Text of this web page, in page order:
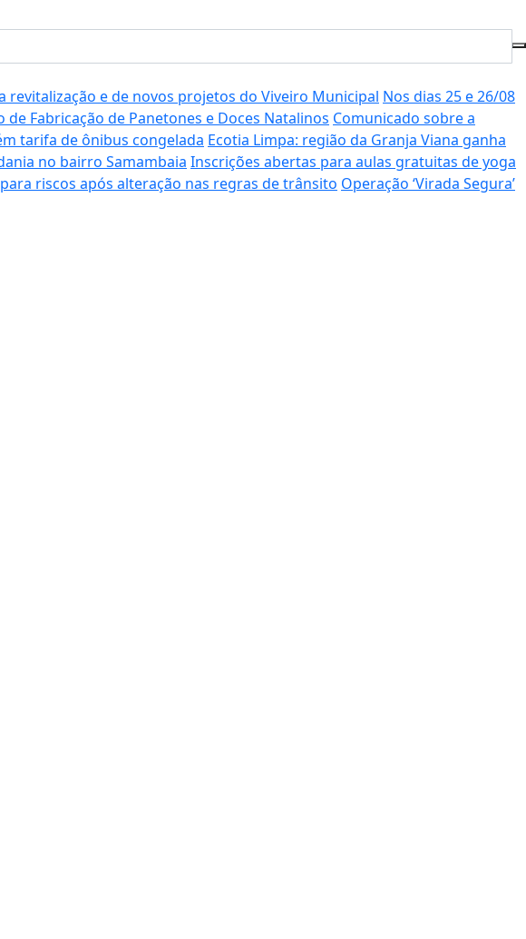
revitalização e de novos projetos do Viveiro Municipal Nos dias 25 e 26/08
Fabricação de Panetones e Doces Natalinos Comunicado sobre a
tarifa de ônibus congelada Ecotia Limpa: região da Granja Viana ganha
no bairro Samambaia Inscrições abertas para aulas gratuitas de yoga
riscos após alteração nas regras de trânsito Operação ‘Virada Segura’